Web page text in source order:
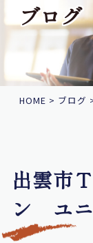
ブログ
HOME > ブログ
出雲市
ン ユニ